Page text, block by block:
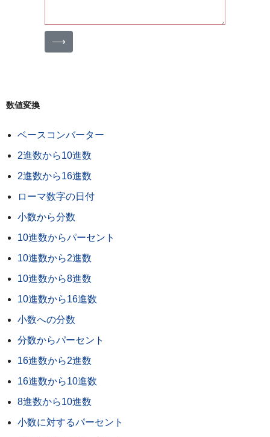
⟶
数値変換
ベースコンバーター
2進数から10進数
2進数から16進数
ローマ数字の日付
小数から分数
10進数からパーセント
10進数から2進数
10進数から8進数
10進数から16進数
小数への分数
分数からパーセント
16進数から2進数
16進数から10進数
8進数から10進数
小数に対するパーセント